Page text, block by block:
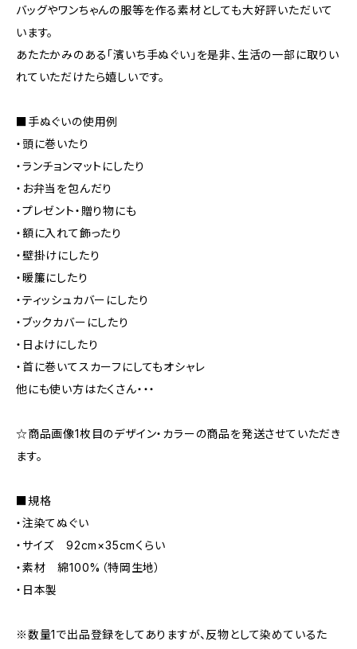
バッグやワンちゃんの服等を作る素材としても大好評いただいて
います。
あたたかみのある「濱いち手ぬぐい」を是非、生活の一部に取りい
れていただけたら嬉しいです。
■手ぬぐいの使用例
・頭に巻いたり
・ランチョンマットにしたり
・お弁当を包んだり
・プレゼント・贈り物にも
・額に入れて飾ったり
・壁掛けにしたり
・暖簾にしたり
・ティッシュカバーにしたり
・ブックカバーにしたり
・日よけにしたり
・首に巻いてスカーフにしてもオシャレ
他にも使い方はたくさん・・・
☆商品画像1枚目のデザイン・カラーの商品を発送させていただき
ます。
■規格
・注染てぬぐい
・サイズ 92cm×35cmくらい
・素材 綿100%（特岡生地）
・日本製
※数量1で出品登録をしてありますが、反物として染めているた